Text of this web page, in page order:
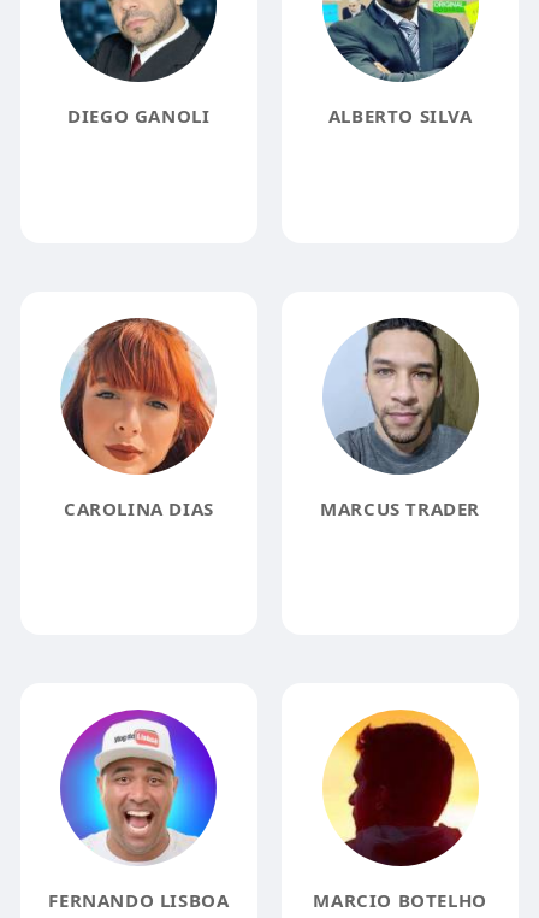
DIEGO GANOLI ALBERTO SILVA
CAROLINA DIAS MARCUS TRADER
FERNANDO LISBOA MARCIO BOTELHO